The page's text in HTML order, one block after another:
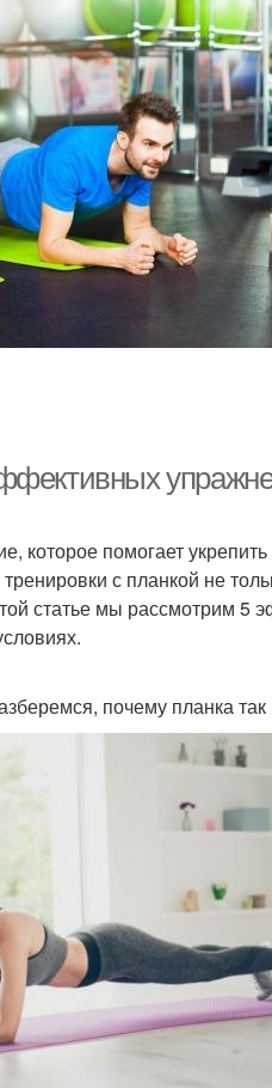
которое помогает
с планкой не
статье мы рассмотрим 5
почему планка